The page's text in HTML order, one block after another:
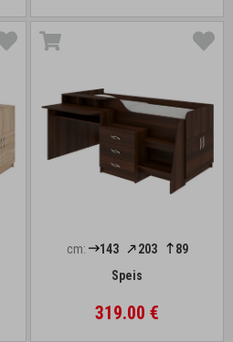
cm: 143 203
89
Speis
319.00 €